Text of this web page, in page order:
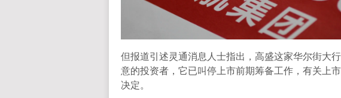
但报道引述灵通消息人士指出，高盛这家华尔街大
意的投资者，它已叫停上市前期筹备工作，有关上
决定。